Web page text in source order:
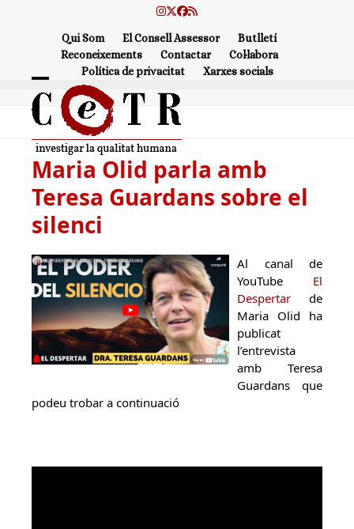
Instagram
Twitter
Facebook
RSS
Qui Som El Consell Assessor
Butlletí
Reconeixements
Contactar
Col·labora
Política de privacitat
Xarxes socials
Open
mobile
menu
Close
mobile
menu
Maria Olid parla amb
Teresa Guardans sobre el
silenci
Al canal de
YouTube El
Despertar de
Maria Olid ha
publicat
l’entrevista
amb Teresa
Guardans que
podeu trobar a continuació